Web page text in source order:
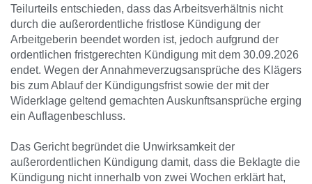
Teilurteils entschieden, dass das Arbeitsverhältnis nicht
durch die außerordentliche fristlose Kündigung der
Arbeitgeberin beendet worden ist, jedoch aufgrund der
ordentlichen fristgerechten Kündigung mit dem 30.09.2026
endet. Wegen der Annahmeverzugsansprüche des Klägers
bis zum Ablauf der Kündigungsfrist sowie der mit der
Widerklage geltend gemachten Auskunftsansprüche erging
ein Auflagenbeschluss.
Das Gericht begründet die Unwirksamkeit der
außerordentlichen Kündigung damit, dass die Beklagte die
Kündigung nicht innerhalb von zwei Wochen erklärt hat,